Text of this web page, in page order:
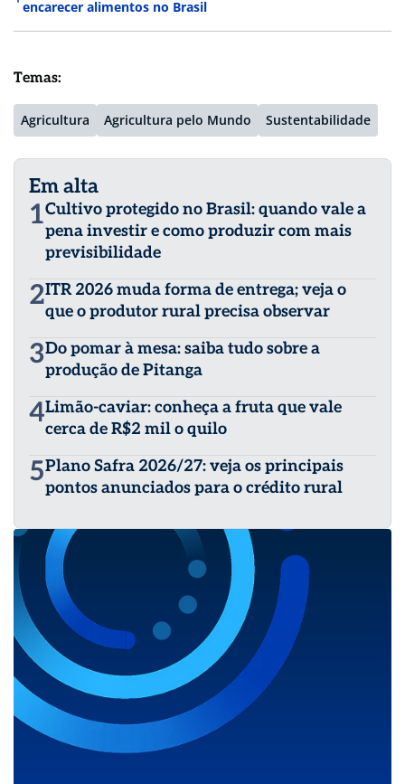
encarecer alimentos no Brasil
Temas:
Agricultura Agricultura pelo Mundo Sustentabilidade
Em alta
1Cultivo protegido no Brasil: quando vale a
pena investir e como produzir com mais
previsibilidade
2ITR 2026 muda forma de entrega; veja o
que o produtor rural precisa observar
3Do pomar à mesa: saiba tudo sobre a
produção de Pitanga
4Limão-caviar: conheça a fruta que vale
cerca de R$2 mil o quilo
5Plano Safra 2026/27: veja os principais
pontos anunciados para o crédito rural